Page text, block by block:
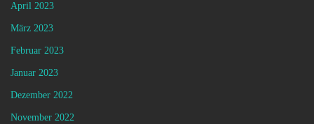
April 2023
März 2023
Februar 2023
Januar 2023
Dezember 2022
November 2022